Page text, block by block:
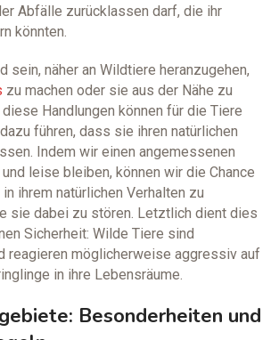
Abfälle zurücklassen darf, die ihr
könnten.
sein, näher an Wildtiere heranzugehen,
zu machen oder sie aus der Nähe zu
Handlungen können für die Tiere
führen, dass sie ihren natürlichen
Indem wir einen angemessenen
leise bleiben, können wir die Chance
ihrem natürlichen Verhalten zu
sie dabei zu stören. Letztlich dient dies
Sicherheit: Wilde Tiere sind
reagieren möglicherweise aggressiv auf
in ihre Lebensräume.
Besonderheiten und